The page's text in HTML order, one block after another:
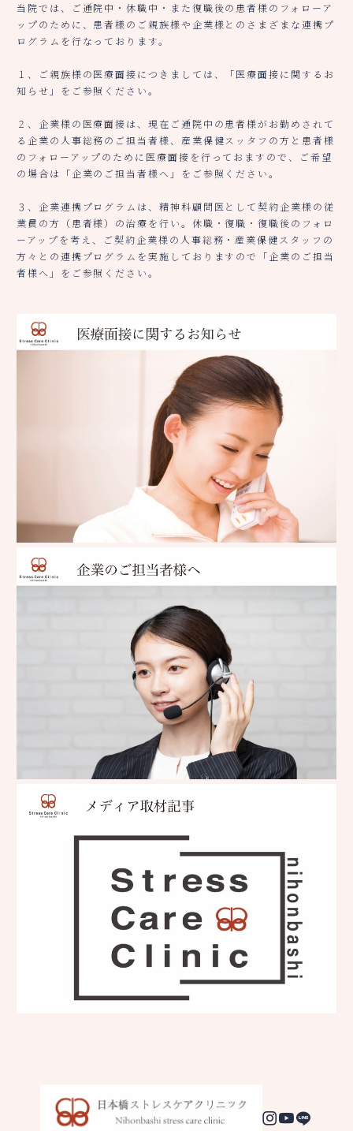
当院では、ご通院中・休職中・また復職後の患者様のフォローア
ップのために、患者様のご親族様や企業様とのさまざまな連携プ
ログラムを行なっております。
１、ご親族様の医療面接につきましては、「医療面接に関するお
知らせ」をご参照ください。
２、企業様の医療面接は、現在ご通院中の患者様がお勤めされて
る企業の人事総務のご担当者様、産業保健スッタフの方と患者様
のフォローアップのために医療面接を行っておますので、ご希望
の場合は「企業のご担当者様へ」をご参照ください。
３、企業連携プログラムは、精神科顧問医として契約企業様の従
業員の方（患者様）の治療を行い。休職・復職・復職後のフォロ
ーアップを考え、ご契約企業様の人事総務・産業保健スタッフの
方々との連携プログラムを実施しておりますので「企業のご担当
者様へ」をご参照ください。